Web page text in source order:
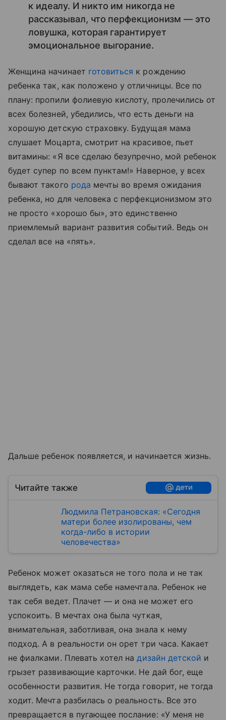
к идеалу. И никто им никогда не
рассказывал, что перфекционизм — это
ловушка, которая гарантирует
эмоциональное выгорание.
Женщина начинает готовиться к рождению
ребенка так, как положено у отличницы. Все по
плану: пропили фолиевую кислоту, пролечились от
всех болезней, убедились, что есть деньги на
хорошую детскую страховку. Будущая мама
слушает Моцарта, смотрит на красивое, пьет
витамины: «Я все сделаю безупречно, мой ребенок
будет супер по всем пунктам!» Наверное, у всех
бывают такого рода мечты во время ожидания
ребенка, но для человека с перфекционизмом это
не просто «хорошо бы», это единственно
приемлемый вариант развития событий. Ведь он
сделал все на «пять».
Дальше ребенок появляется, и начинается жизнь.
Читайте также
Людмила Петрановская: «Сегодня
матери более изолированы, чем
когда-либо в истории
человечества»
Ребенок может оказаться не того пола и не так
выглядеть, как мама себе намечтала. Ребенок не
так себя ведет. Плачет — и она не может его
успокоить. В мечтах она была чуткая,
внимательная, заботливая, она знала к нему
подход. А в реальности он орет три часа. Какает
не фиалками. Плевать хотел надизайн детской и
грызет развивающие карточки. Не дай бог, еще
особенности развития. Не тогда говорит, не тогда
ходит. Мечта разбилась о реальность. Все это
превращается в пугающее послание: «У меня не